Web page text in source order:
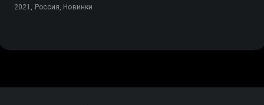
2021, Россия, Новинки